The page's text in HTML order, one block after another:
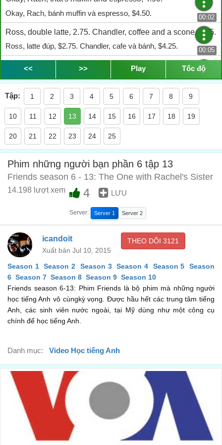
Okay, Rach, bánh muffin và espresso, $4.50.
00:02
Ross, double latte, 2.75. Chandler, coffee and a scone, 4.25.
Ross, latte đúp, $2.75. Chandler, cafe và bánh, $4.25.
00:05
And, Pheebs, herbal tea, 1.25.
Còn Phoebe, trà thảo mộc, $1.25.
00:10
So all together that's 12.75.
Tất cả là $12.75.
This coming from the man who couldn't split our $80 phone
bill in half.
Đây là người không thể chia hóa đơn tiền điện 80 $ của bọn tớ ra
làm 2.
00:16
- Hi. - Hi.
Tôi còn thiếu bao nhiêu?
Oh, that's on the house, courtesy of Joey Tribbiani.
Không gì cả, đó là ưu đãi của Joey Tribbiani.
Oh. Great. Well, tell him thanks.
Tuyệt, nhắn với anh ấy là cảm ơn.
And since Joey seems like such a nice guy, maybe we could
Và có vẻ như Joey là 1 anh chàng đáng yêu... chúng ta có thể đi
00:30
Well, he's not used to women being so forward...
Anh ta không quen lắm với việc phụ nữ tần công trước như thế...
...but I could check with him. He says it's okay.
nhưng tôi có thể hỏi lại anh ta. Anh ấy bảo hoàn toàn ổn.
00:38
<< >> Play Tốc độ
Tập: 1 2 3 4 5 6 7 8 9
10 11 12 13 14 15 16 17 18 19
20 21 22 23 24 25
Phim những người bạn phần 6 tập 13
Friends season 6 - 13: The One with Rachel's Sister
14.198 lượt xem 4 LƯU
Server: Server 1 Server 2
icandoit
Xuất bản Jul 10, 2015
THEO DÕI 3121
Season 1 Season 2 Season 3 Season 4 Season 5
Season
6 Season 7 Season 8 Season 9 Season 10
Friends season 6-13: Phim Friends là bộ phim mà những người
học tiếng Anh vô cùngkỳ vọng. Được hầu hết các trung tâm tiếng
Anh, các sinh viên nước ngoài, tại Mỹ dùng như một công cụ
chính để học tiếng Anh.
Danh mục: Video Học tiếng Anh